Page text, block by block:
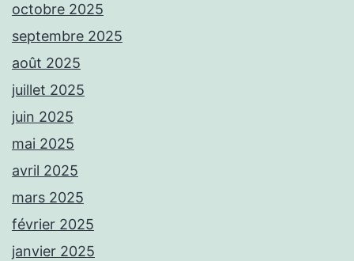
octobre 2025
septembre 2025
août 2025
juillet 2025
juin 2025
mai 2025
avril 2025
mars 2025
février 2025
janvier 2025